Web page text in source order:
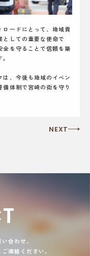
ロードにとって、地域貢
しての重要な使命で
全を守ることで信頼を築
、今後も地域のイベン
備体制で宮崎の街を守り
NEXT
合わせ、
連絡ください。